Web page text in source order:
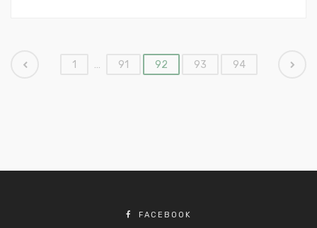
Pagination
1 … 91 92 93 94
FACEBOOK